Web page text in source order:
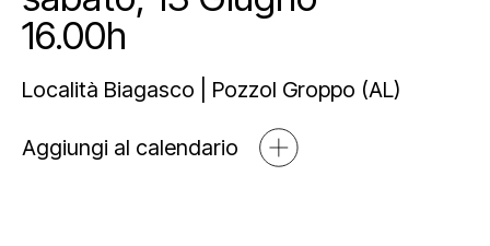
Educational
Esposizioni
Art Bonus
Partnership e sponsorship
Mediahub
Multimedia
Open tools
Blog
Orari e contatti
16.00h
Località Biagasco | Pozzol Groppo (AL)
Aggiungi al calendario